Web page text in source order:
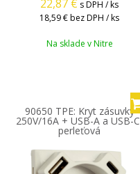
22,87 € s DPH / ks
18,59 €bez DPH / ks
Na sklade v Nitre
90650 TPE: Kryt zásuvky
250V/16A + USB-A a USB-C,
perleťová